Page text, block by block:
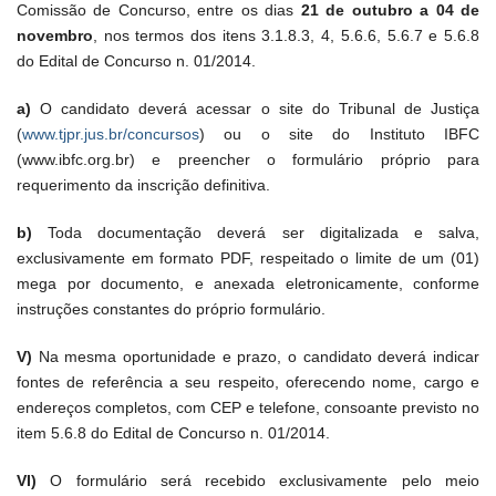
Comissão de Concurso, entre os dias 21 de outubro a 04 de
novembro , nos termos dos itens 3.1.8.3, 4, 5.6.6, 5.6.7 e 5.6.8
do Edital de Concurso n. 01/2014.
a) O candidato deverá acessar o site do Tribunal de Justiça
(www.tjpr.jus.br/concursos) ou o site do Instituto IBFC
(www.ibfc.org.br) e preencher o formulário próprio para
requerimento da inscrição definitiva.
b) Toda documentação deverá ser digitalizada e salva,
exclusivamente em formato PDF, respeitado o limite de um (01)
mega por documento, e anexada eletronicamente, conforme
instruções constantes do próprio formulário.
V) Na mesma oportunidade e prazo, o candidato deverá indicar
fontes de referência a seu respeito, oferecendo nome, cargo e
endereços completos, com CEP e telefone, consoante previsto no
item 5.6.8 do Edital de Concurso n. 01/2014.
VI) O formulário será recebido exclusivamente pelo meio